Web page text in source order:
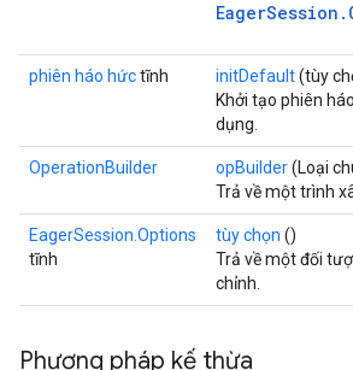
phiên háo hứctĩnh initDefault(tùy
Khởi tạo phiên
dụng.
OperationBuilder opBuilder(Loại
Trả về một trình
EagerSession.Options
tĩnh
tùy chọn ()
Trả về một đối
chỉnh.
Phương pháp kế thừa